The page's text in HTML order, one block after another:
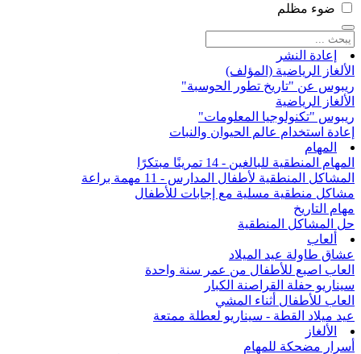
ضوء مظلم
إعادة النشر
الألغاز الرياضية (المؤلف)
ريبوس عن "تاريخ تطور الحوسبة"
الألغاز الرياضية
ريبوس "تكنولوجيا المعلومات"
إعادة استخدام عالم الحيوان والنبات
المهام
المهام المنطقية للبالغين - 14 تمرينًا مبتكرًا
المشاكل المنطقية لأطفال المدارس - 11 مهمة براعة
مشاكل منطقية مسلية مع إجابات للأطفال
مهام التاريخ
حل المشاكل المنطقية
ألعاب
عشاق طاولة عيد الميلاد
العاب اصبع للأطفال من عمر سنة واحدة
سيناريو حفلة القراصنة الكبار
العاب للأطفال أثناء المشي
عيد ميلاد القطة - سيناريو لعطلة ممتعة
الألغاز
أسرار مضحكة للمهام